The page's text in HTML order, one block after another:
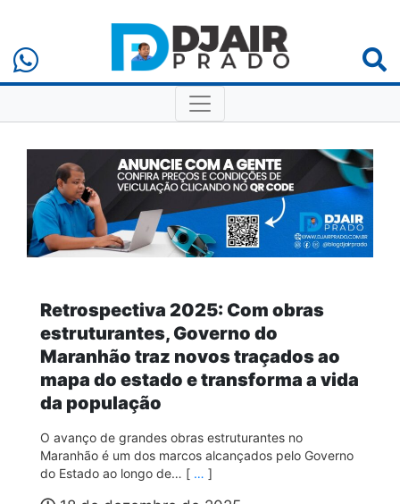
Retrospectiva 2025: Com obras
estruturantes, Governo do
Maranhão traz novos traçados ao
mapa do estado e transforma a vida
da população
O avanço de grandes obras estruturantes no
Maranhão é um dos marcos alcançados pelo Governo
do Estado ao longo de… [ … ]